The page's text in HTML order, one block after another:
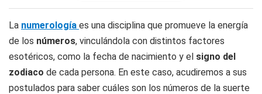
La numerología es una disciplina que promueve la energía
de los números, vinculándola con distintos factores
esotéricos, como la fecha de nacimiento y el signo del
zodiaco de cada persona. En este caso, acudiremos a sus
postulados para saber cuáles son los números de la suerte